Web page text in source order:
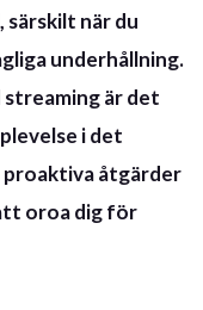
när du
underhållning.
är det
i det
proaktiva åtgärder
oroa dig för